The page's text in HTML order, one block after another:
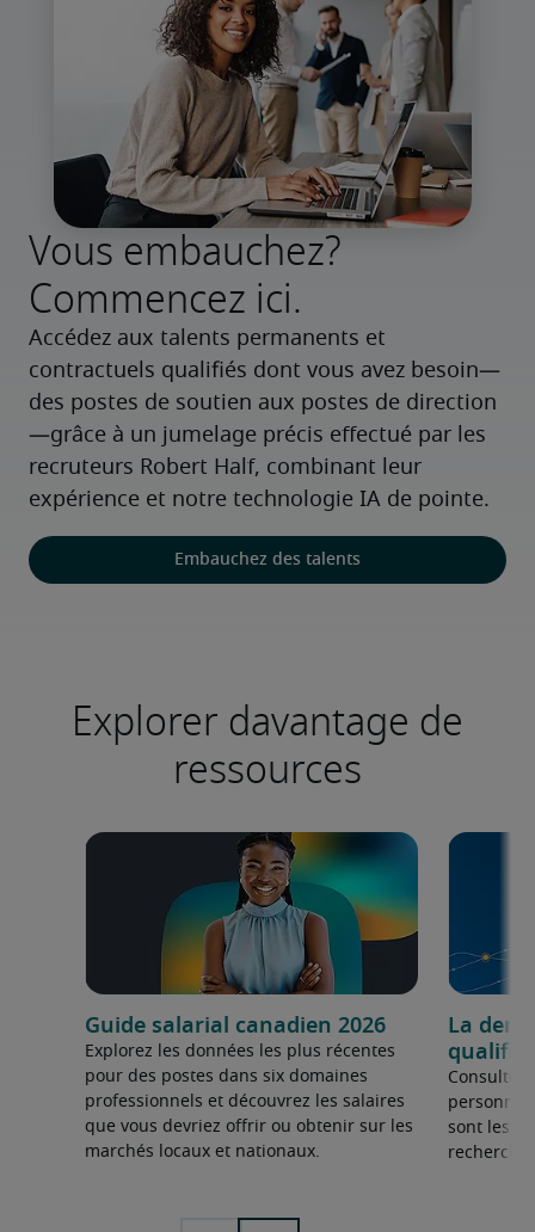
Vous embauchez?
Commencez ici.
Accédez aux talents permanents et
contractuels qualifiés dont vous avez besoin—
des postes de soutien aux postes de direction
—grâce à un jumelage précis effectué par les
recruteurs Robert Half, combinant leur
expérience et notre technologie IA de pointe.
Embauchez des talents
Explorer davantage de
ressources
Guide salarial canadien 2026
Explorez les données les plus récentes
pour des postes dans six domaines
professionnels et découvrez les salaires
que vous devriez offrir ou obtenir sur les
marchés locaux et nationaux.
La
qualifié
Consultez
personnel
sont les